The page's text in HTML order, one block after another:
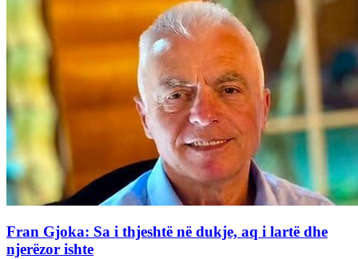
Fran Gjoka: Sa i thjeshtë në dukje, aq i lartë dhe
njerëzor ishte